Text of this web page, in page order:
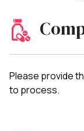
Please provide
to process.